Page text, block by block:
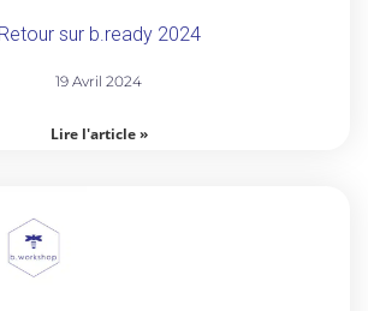
Retour sur b.ready 2024
19 Avril 2024
Lire l'article »